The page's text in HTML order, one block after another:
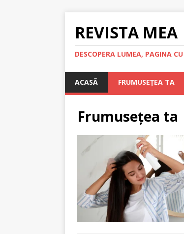
REVISTA MEA
DESCOPERA LUMEA, PAGINA
ACASÃ FRUMUSEȚEA TA
Frumusețea ta